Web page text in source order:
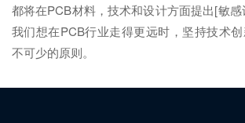
都将在PCB材料，技术和设计方面提出[敏
我们想在PCB行业走得更远时，坚持技术
不可少的原则。